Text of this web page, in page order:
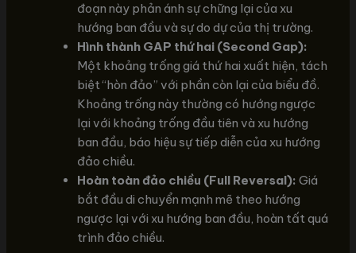
đoạn này phản ánh sự chững lại của xu
hướng ban đầu và sự do dự của thị trường.
Hình thành GAP thứ hai (Second Gap):
Một khoảng trống giá thứ hai xuất hiện, tách
biệt “hòn đảo” với phần còn lại của biểu đồ.
Khoảng trống này thường có hướng ngược
lại với khoảng trống đầu tiên và xu hướng
ban đầu, báo hiệu sự tiếp diễn của xu hướng
đảo chiều.
Hoàn toàn đảo chiều (Full Reversal): Giá
bắt đầu di chuyển mạnh mẽ theo hướng
ngược lại với xu hướng ban đầu, hoàn tất quá
trình đảo chiều.